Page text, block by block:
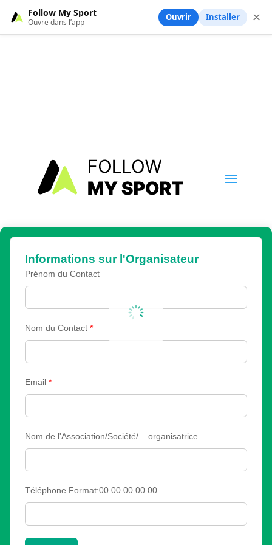
Informations sur l'Organisateur
Prénom du Contact
Nom du Contact *
Email *
Nom de l'Association/Société/... organisatrice
Téléphone Format:00 00 00 00 00
Follow My Sport
Ouvre dans l’app Ouvrir Installer ✕